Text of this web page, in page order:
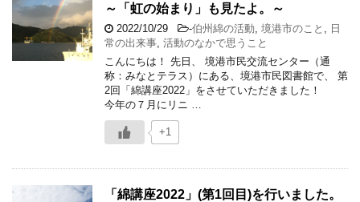
～「虹の始まり」も見たよ。～
2022/10/29 -伯州綿の活動 境港市のこと
日
常の出来事 活動のなかで思うこと
こんにちは！ 先日、 境港市民交流センター（通
称：みなとテラス）にある、境港市民図書館で、 第
2回「綿講座2022」をさせていただきました！
今年の７月にリニ …
+1
「綿講座2022」(第1回目)を行いました。